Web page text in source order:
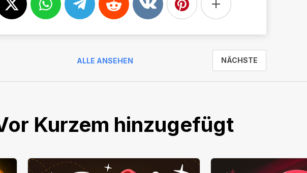
ALLE ANSEHEN NÄCHSTE
Kurzem hinzugefügt